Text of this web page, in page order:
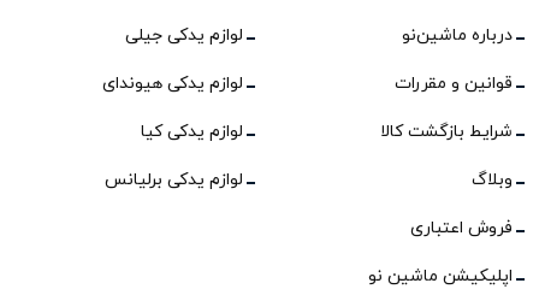
درباره ماشین‌نو
قوانین و مقررات
شرایط بازگشت کالا
وبلاگ
فروش اعتباری
اپلیکیشن ماشین نو
لوازم یدکی جیلی
لوازم یدکی هیوندای
لوازم یدکی کیا
لوازم یدکی برلیانس